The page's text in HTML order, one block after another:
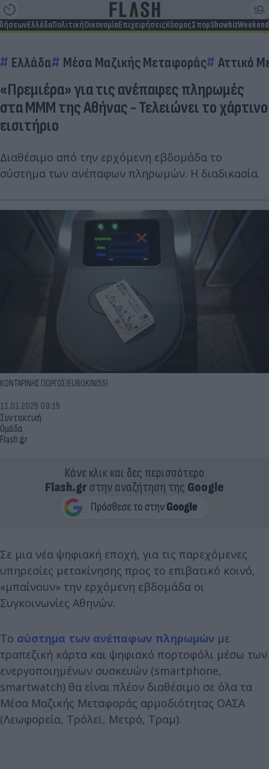
ΕλλάδαΠολιτικήΟικονομίαΕπιχειρήσειςΚόσμοςΣπορShowbizWeekend
Ελλάδα Μέσα Μαζικής Μεταφοράς Αττικό
«Πρεμιέρα» για τις ανέπαφες πληρωμές
στα ΜΜΜ της Αθήνας - Τελειώνει το χάρτινο
εισιτήριο
Διαθέσιμο από την ερχόμενη εβδομάδα το
σύστημα των ανέπαφων πληρωμών. Η διαδικασία.
ΚΟΝΤΑΡΙΝΗΣ ΓΙΩΡΓΟΣ/EUROKINISSI
Συντακτική
Ομάδα
Flash.gr
11.01.2025 09:15
Κάνε κλικ και δες περισσότερο
Flash.grστην αναζήτηση της Google
Σε μια νέα ψηφιακή εποχή, για τις παρεχόμενες
υπηρεσίες μετακίνησης προς το επιβατικό κοινό,
«μπαίνουν» την ερχόμενη εβδομάδα οι
Συγκοινωνίες Αθηνών.
Το σύστημα των ανέπαφων πληρωμών με
τραπεζική κάρτα και ψηφιακό πορτοφόλι μέσω των
ενεργοποιημένων συσκευών (smartphone,
smartwatch) θα είναι πλέον διαθέσιμο σε όλα τα
Μέσα Μαζικής Μεταφοράς αρμοδιότητας ΟΑΣΑ
(Λεωφορεία, Τρόλεϊ, Μετρό, Τραμ).